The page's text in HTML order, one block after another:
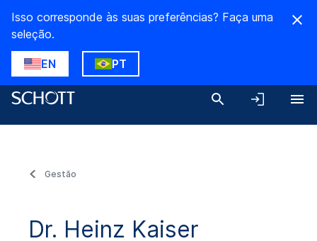
Isso corresponde às suas preferências? Faça uma
seleção.
EN PT
Gestão
Dr. Heinz Kaiser